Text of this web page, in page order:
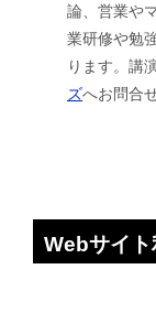
論、営業や
業研修や勉
ります。講
ズへお問合
Webサイ